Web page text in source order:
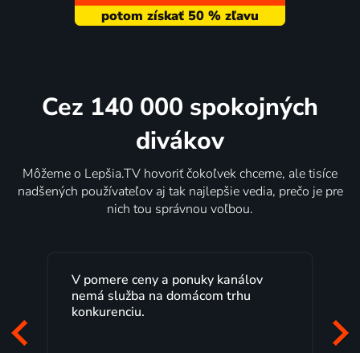
Cez 140 000 spokojných
divákov
Môžeme o Lepšia.TV hovoriť čokoľvek chceme, ale tisíce
nadšených používateľov aj tak najlepšie vedia, prečo je pre
nich tou správnou voľbou.
V pomere ceny a ponuky kanálov
nemá služba na domácom trhu
konkurenciu.